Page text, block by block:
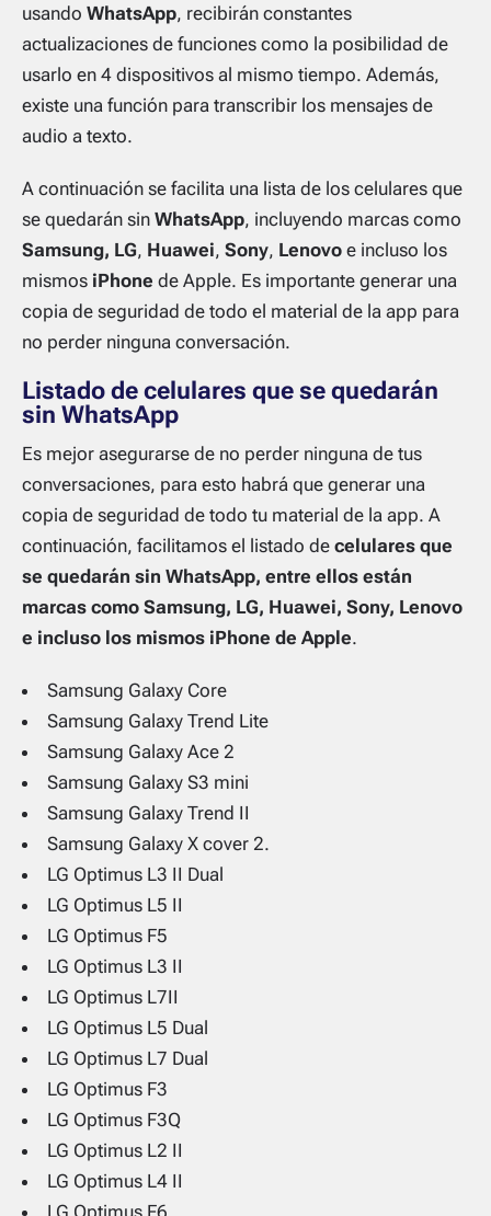
usando WhatsApp, recibirán constantes
actualizaciones de funciones como la posibilidad de
usarlo en 4 dispositivos al mismo tiempo. Además,
existe una función para transcribir los mensajes de
audio a texto.
A continuación se facilita una lista de los celulares que
se quedarán sin WhatsApp, incluyendo marcas como
Samsung, LG, Huawei, Sony, Lenovo e incluso los
mismos iPhone de Apple. Es importante generar una
copia de seguridad de todo el material de la app para
no perder ninguna conversación.
Listado de celulares que se quedarán
sin WhatsApp
Es mejor asegurarse de no perder ninguna de tus
conversaciones, para esto habrá que generar una
copia de seguridad de todo tu material de la app. A
continuación, facilitamos el listado de celulares que
se quedarán sin WhatsApp, entre ellos están
marcas como Samsung, LG, Huawei, Sony, Lenovo
e incluso los mismos iPhone de Apple.
Samsung Galaxy Core
Samsung Galaxy Trend Lite
Samsung Galaxy Ace 2
Samsung Galaxy S3 mini
Samsung Galaxy Trend II
Samsung Galaxy X cover 2.
LG Optimus L3 II Dual
LG Optimus L5 II
LG Optimus F5
LG Optimus L3 II
LG Optimus L7II
LG Optimus L5 Dual
LG Optimus L7 Dual
LG Optimus F3
LG Optimus F3Q
LG Optimus L2 II
LG Optimus L4 II
LG Optimus F6